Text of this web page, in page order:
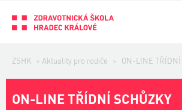
ZSHK > Aktuality pro rodiče > ON-LINE TŘÍDNÍ
ON-LINE TŘÍDNÍ SCHŮZKY